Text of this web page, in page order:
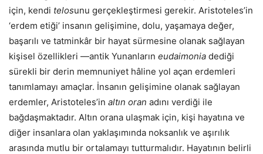
için, kendi telosunu gerçekleştirmesi gerekir. Aristoteles’in
‘erdem etiği’ insanın gelişimine, dolu, yaşamaya değer,
başarılı ve tatminkâr bir hayat sürmesine olanak sağlayan
kişisel özellikleri —antik Yunanların eudaimonia dediği
sürekli bir derin memnuniyet hâline yol açan erdemleri
tanımlamayı amaçlar. İnsanın gelişimine olanak sağlayan
erdemler, Aristoteles’in altın oran adını verdiği ile
bağdaşmaktadır. Altın orana ulaşmak için, kişi hayatına ve
diğer insanlara olan yaklaşımında noksanlık ve aşırılık
arasında mutlu bir ortalamayı tutturmalıdır. Hayatının belirli